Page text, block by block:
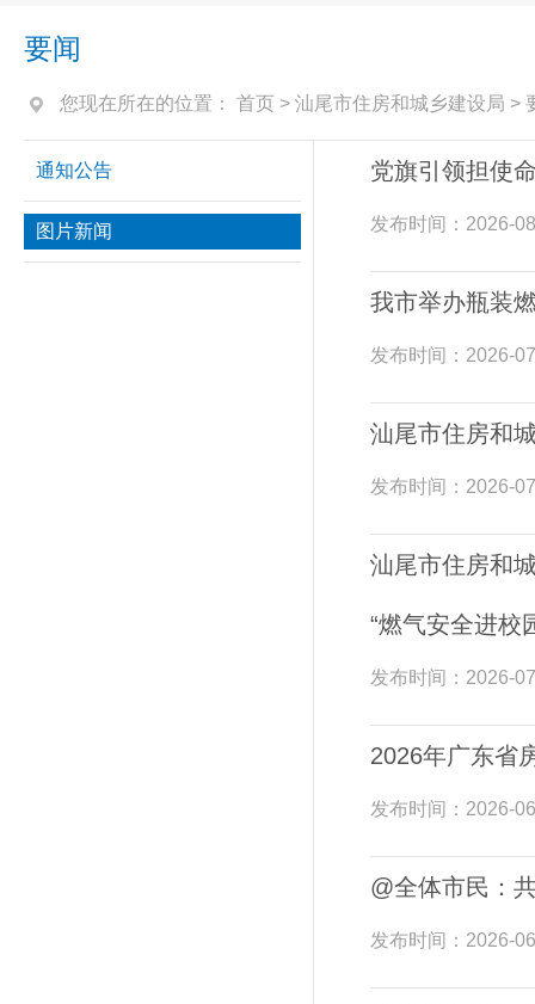
要闻
您现在所在的位置： 首页 > 汕尾市住房和城乡建设局 >
通知公告
图片新闻
党旗引领担使
发布时间： 2026-
我市举办瓶装
发布时间： 2026-
汕尾市住房和
发布时间： 2026-
汕尾市住房和
“燃气安全进校
发布时间： 2026-
2026年广东省
发布时间： 2026-
@全体市民：
发布时间： 2026-